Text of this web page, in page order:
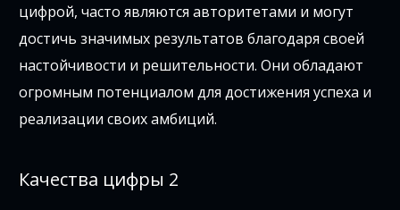
цифрой, часто являются авторитетами и могут
достичь значимых результатов благодаря своей
настойчивости и решительности. Они обладают
огромным потенциалом для достижения успеха и
реализации своих амбиций.
Качества цифры 2